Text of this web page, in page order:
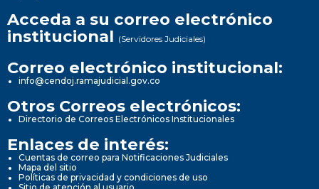
Acceda a su correo electrónico
institucional (Servidores Judiciales)
Correo electrónico institucional:
info@cendoj.ramajudicial.gov.co
Otros Correos electrónicos:
Directorio de Correos Electrónicos Institucionales
Enlaces de interés:
Cuentas de correo para Notificaciones Judiciales
Mapa del sitio
Políticas de privacidad y condiciones de uso